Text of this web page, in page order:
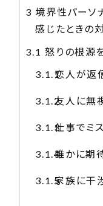
3 境界性パーソ
感じたときの
3.1 怒りの根源
3.1.1恋人が返
3.1.2友人に無
3.1.3仕事でミ
3.1.4誰かに期
3.1.5家族に干